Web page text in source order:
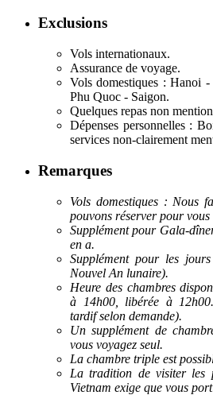
Exclusions
Vols internationaux.
Assurance de voyage.
Vols domestiques : Hanoi
Phu Quoc - Saigon.
Quelques repas non
Dépenses personnelles :
services non-clairement
Remarques
Vols domestiques : Nous
pouvons réserver pour
Supplément pour Gala-
en a.
Supplément pour les
Nouvel An lunaire).
Heure des chambres
à 14h00, libérée à
tardif selon demande).
Un supplément de
vous voyagez seul.
La chambre triple est
La tradition de visiter les
Vietnam exige que vous